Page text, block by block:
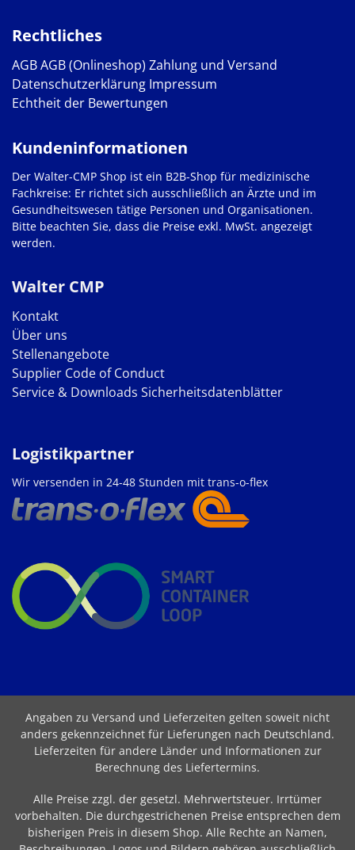
Rechtliches
AGBAGB (Onlineshop) Zahlung und Versand
Datenschutzerklärung Impressum
Echtheit der Bewertungen
Walter CMP
Kontakt
Über uns
Stellenangebote
Supplier Code of Conduct
Service & Downloads Sicherheitsdatenblätter
Kundeninformationen
Der Walter-CMP Shop ist ein B2B-Shop für medizinische
Fachkreise: Er richtet sich ausschließlich an Ärzte und im
Gesundheitswesen tätige Personen und Organisationen.
Bitte beachten Sie, dass die Preise exkl. MwSt. angezeigt
werden.
Logistikpartner
Wir versenden in 24-48 Stunden mit trans-o-flex
Angaben zu Versand und Lieferzeiten gelten soweit nicht
anders gekennzeichnet für Lieferungen nach Deutschland.
Lieferzeiten für andere Länder und Informationen zur
Berechnung des Liefertermins.
Alle Preise zzgl. der gesetzl. Mehrwertsteuer. Irrtümer
vorbehalten. Die durchgestrichenen Preise entsprechen dem
bisherigen Preis in diesem Shop. Alle Rechte an Namen,